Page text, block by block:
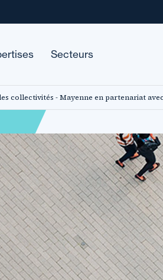
Secteurs
collectivités - Mayenne en partenariat